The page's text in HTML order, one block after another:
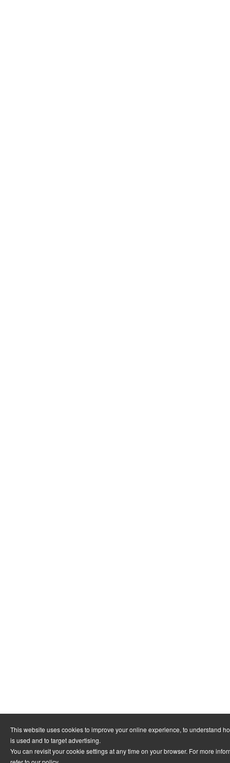
This website uses cookies to improve your online experience, to understand
is used and to target advertising.
You can revisit your cookie settings at any time on your browser. For more